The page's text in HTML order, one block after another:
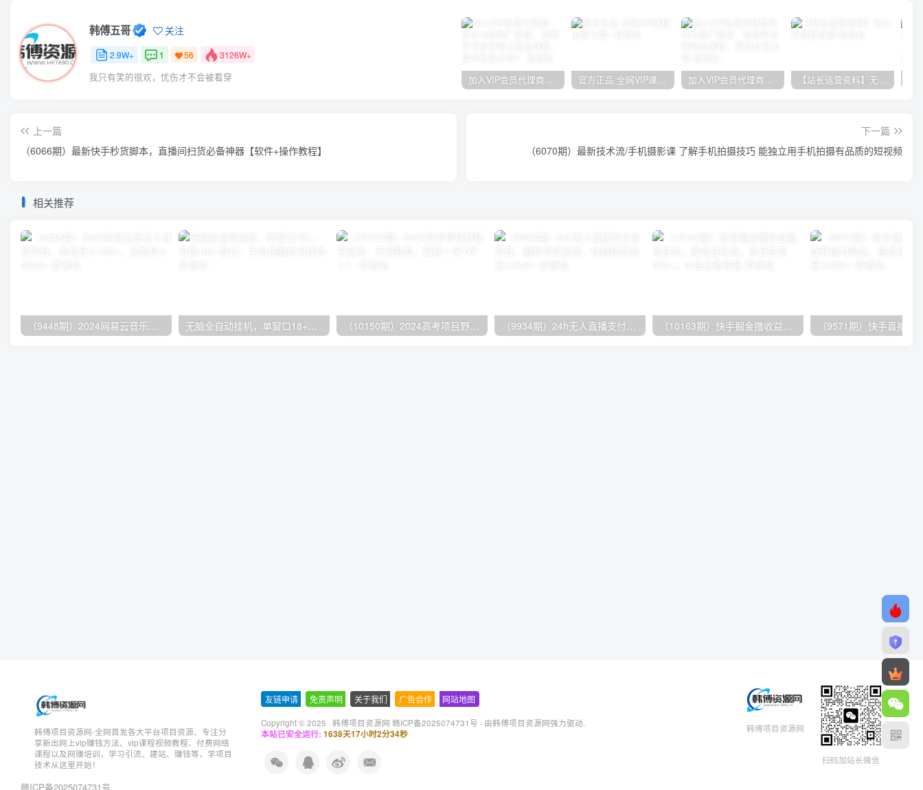
韩傅五哥 关注
2.9W+ 1 56 3126W+
我只有笑的很欢，忧伤才不会被看穿
上一篇
（6066期）最新快手秒货脚本，直播间扫货必备神器【软件+操作教程】
下一篇
（6070期）最新技术流/手机摄影课 了解手机拍摄技巧 能独立用手机拍摄有品质的短视频
相关推荐
韩傅项目资源网-全网首发各大平台项目资源、专注分
享新出网上vip赚钱方法、vip课程视频教程、付费网络
课程以及网赚培训，学习引流、建站、赚钱等，学项目
技术从这里开始！
友链申请 免责声明 关于我们 广告合作 网站地图
Copyright © 2025 · 韩傅项目资源网 赣ICP备2025074731号 · 由韩傅项目资源网强力驱动.
本站已安全运行: 1638天17小时2分35秒
韩傅项目资源网
扫码加站长微信
赣ICP备2025074731号